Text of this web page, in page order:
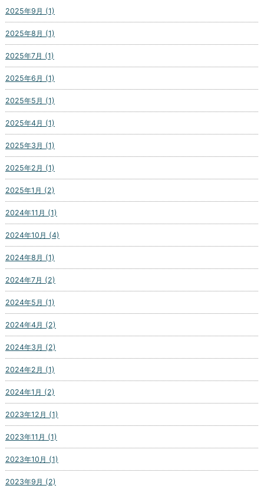
2025年9月 (1)
2025年8月 (1)
2025年7月 (1)
2025年6月 (1)
2025年5月 (1)
2025年4月 (1)
2025年3月 (1)
2025年2月 (1)
2025年1月 (2)
2024年11月 (1)
2024年10月 (4)
2024年8月 (1)
2024年7月 (2)
2024年5月 (1)
2024年4月 (2)
2024年3月 (2)
2024年2月 (1)
2024年1月 (2)
2023年12月 (1)
2023年11月 (1)
2023年10月 (1)
2023年9月 (2)